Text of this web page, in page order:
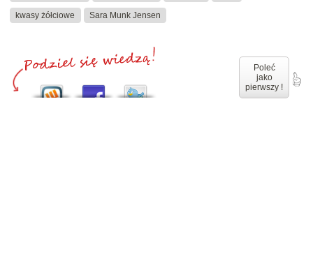
kwasy żółciowe Sara Munk Jensen
Poleć
jako
pierwszy !